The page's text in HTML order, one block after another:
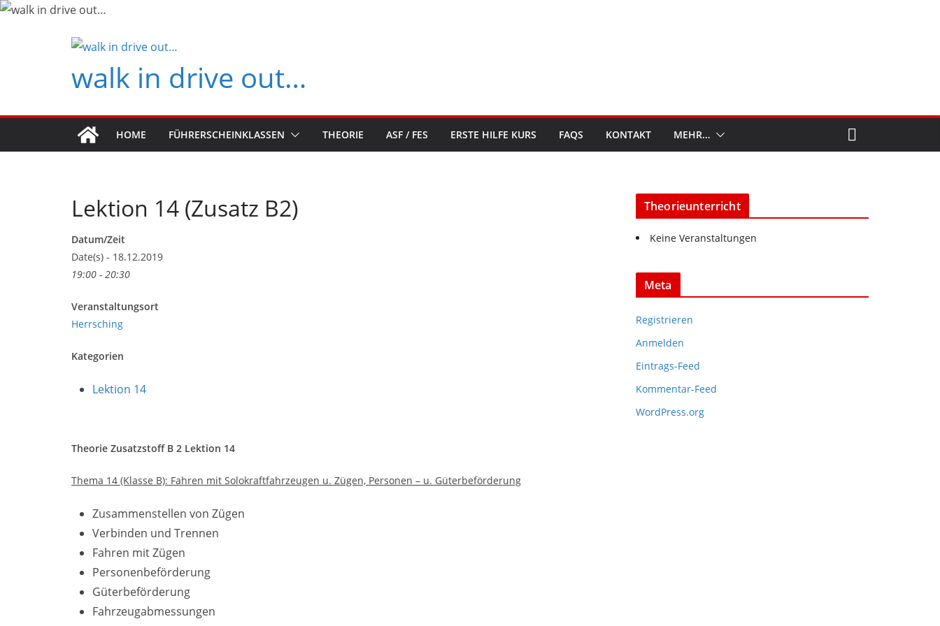
Zum
walk in drive out…
HOME FÜHRERSCHEINKLASSEN THEORIE ASF / FES ERSTE HILFE KURS FAQS KONTAKT MEHR…
Lektion 14 (Zusatz B2)
Datum/Zeit
Date(s) - 18.12.2019
19:00 - 20:30
Veranstaltungsort
Herrsching
Kategorien
Lektion 14
Theorie Zusatzstoff B 2 Lektion 14
Thema 14 (Klasse B): Fahren mit Solokraftfahrzeugen u. Zügen, Personen – u. Güterbeförderung
Zusammenstellen von Zügen
Verbinden und Trennen
Fahren mit Zügen
Personenbeförderung
Güterbeförderung
Fahrzeugabmessungen
Theorieunterricht
Keine Veranstaltungen
Meta
Registrieren
Anmelden
Eintrags-Feed
Kommentar-Feed
WordPress.org